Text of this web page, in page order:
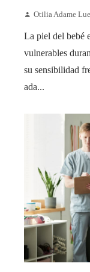
Otilia Adame
La piel del bebé
vulnerables
su sensibilidad
ada...